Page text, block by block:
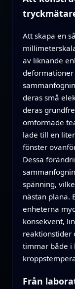
Att skapa en
av liknande
deras små
deras
omformade
lade till en
fönster
Dessa
spänning,
nästan plana.
enheterna
konsekvent,
reaktionstider
timmar både i
Från